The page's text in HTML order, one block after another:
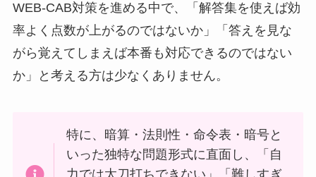
WEB-CAB対策を進める中で、「解答集を使えば効
率よく点数が上がるのではないか」「答えを見な
がら覚えてしまえば本番も対応できるのではない
か」と考える方は少なくありません。
特に、暗算・法則性・命令表・暗号と
いった独特な問題形式に直面し、「自